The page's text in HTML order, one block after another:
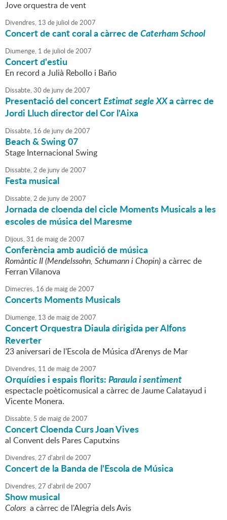
Jove orquestra de vent
Divendres, 13 de juliol de2007
Concert de cant coral a càrrec deCaterham School
Diumenge, 1 de juliol de2007
Concert d'estiu
En record a Julià Rebollo i Baño
Dissabte,30 de junyde2007
Presentació del concertEstimat segle XXa càrrec de
Jordi Lluch director del Cor l'Aixa
Dissabte, 16 de junyde2007
Beach & Swing 07
Stage Internacional Swing
Dissabte,2 de junyde2007
Festa musical
Dissabte,2 de junyde2007
Jornada de cloenda del cicle Moments Musicals a les
escoles de música del Maresme
Dijous,31 de maigde2007
Conferència amb audició de música
Romàntic II (Mendelssohn, Schumann i Chopin)a càrrec de
Ferran Vilanova
Dimecres, 16 de maigde2007
Concerts Moments Musicals
Diumenge, 13 de maigde2007
Concert Orquestra Diaula dirigida per Alfons
Reverter
23 aniversari de l'Escola de Música d'Arenys de Mar
Divendres, 11 de maigde2007
Orquídies i espais florits:Paraula i sentiment
espectacle poèticomusical a càrrec de Jaume Calatayud i
Vicente Monera.
Dissabte, 5 de maigde2007
Concert Cloenda Curs Joan Vives
al Convent dels Pares Caputxins
Divendres,27 d'abril de2007
Concert de la Banda de l'Escola de Música
Divendres,27 d'abril de2007
Show musical
Colors a càrrec de l'Alegria dels Avis